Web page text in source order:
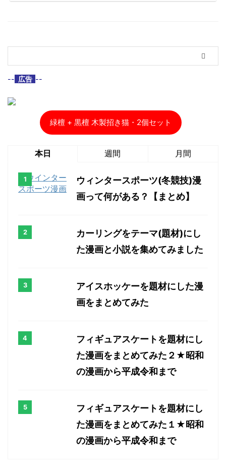
-- 広告 --
緑檀 + 黒檀 木製招き猫・2個セット
本日 週間 月間
ウィンタースポーツ(冬競技)漫
画って何がある？【まとめ】
カーリングをテーマ(題材)にし
た漫画と小説を集めてみました
アイスホッケーを題材にした漫
画をまとめてみた
フィギュアスケートを題材にし
た漫画をまとめてみた２★昭和
の漫画から平成令和まで
フィギュアスケートを題材にし
た漫画をまとめてみた１★昭和
の漫画から平成令和まで